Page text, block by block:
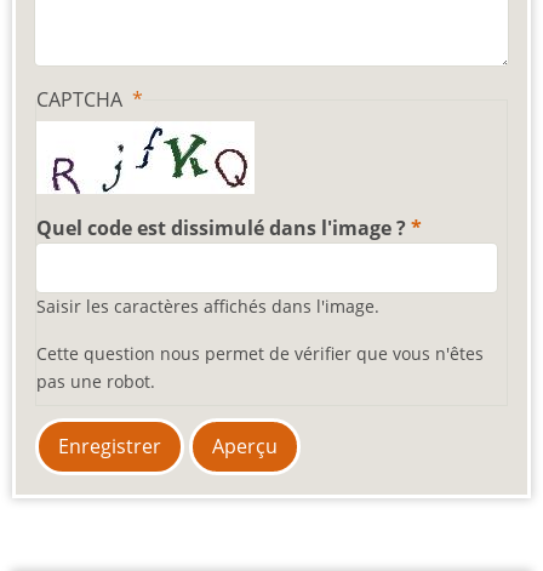
CAPTCHA
Quel code est dissimulé dans l'image ?
Saisir les caractères affichés dans l'image.
Cette question nous permet de vérifier que vous n'êtes
pas une robot.